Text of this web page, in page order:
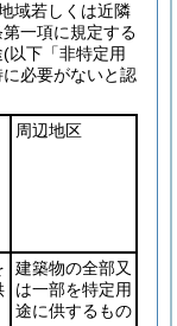
域若しくは近隣
一項に規定する
(以下「非特定用
必要がないと認
周辺地区
建築物の全部又
は一部を特定用
途に供するもの